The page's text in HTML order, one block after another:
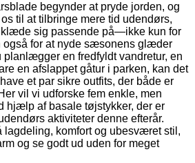
begynder at pryde jorden, og
til at tilbringe mere tid udendørs,
klæde sig passende på—ikke kun for
også for at nyde sæsonens glæder
planlægger en fredfyldt vandretur, en
en afslappet gåtur i parken, kan det
et par sikre outfits, der både er
vil vi udforske fem enkle, men
hjælp af basale tøjstykker, der er
aktiviteter denne efterår.
lagdeling, komfort og ubesværet stil,
og se godt ud uden for meget